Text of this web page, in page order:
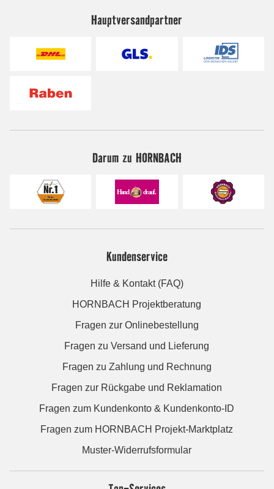
Hauptversandpartner
Darum zu HORNBACH
Kundenservice
Hilfe & Kontakt (FAQ)
HORNBACH Projektberatung
Fragen zur Onlinebestellung
Fragen zu Versand und Lieferung
Fragen zu Zahlung und Rechnung
Fragen zur Rückgabe und Reklamation
Fragen zum Kundenkonto & Kundenkonto-ID
Fragen zum HORNBACH Projekt-Marktplatz
Muster-Widerrufsformular